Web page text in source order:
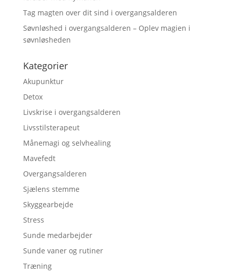
Tag magten over dit sind i overgangsalderen
Søvnløshed i overgangsalderen – Oplev magien i
søvnløsheden
Kategorier
Akupunktur
Detox
Livskrise i overgangsalderen
Livsstilsterapeut
Månemagi og selvhealing
Mavefedt
Overgangsalderen
Sjælens stemme
Skyggearbejde
Stress
Sunde medarbejder
Sunde vaner og rutiner
Træning